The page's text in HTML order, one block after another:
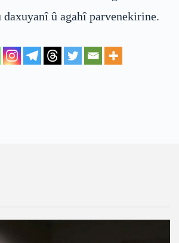
û agahî parvenekirine.